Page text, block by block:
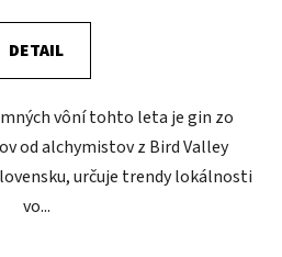
DETAIL
vôní tohto leta je gin zo
od alchymistov z Bird Valley
určuje trendy lokálnosti
vo...